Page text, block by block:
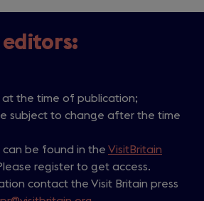
the time of publication;
subject to change after the time
can be found in the VisitBritain
register to get access.
contact the Visit Britain press